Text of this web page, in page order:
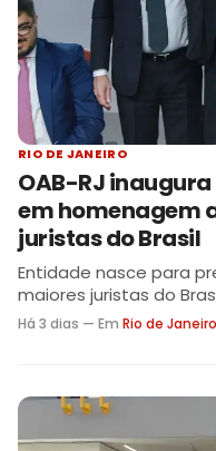
RIO DE JANEIRO
OAB-RJ
em homenagem
juristas do Brasil
Entidade nasce para
maiores juristas do
essenciais, como a
Há 3 dias — Em Rio de Janeiro